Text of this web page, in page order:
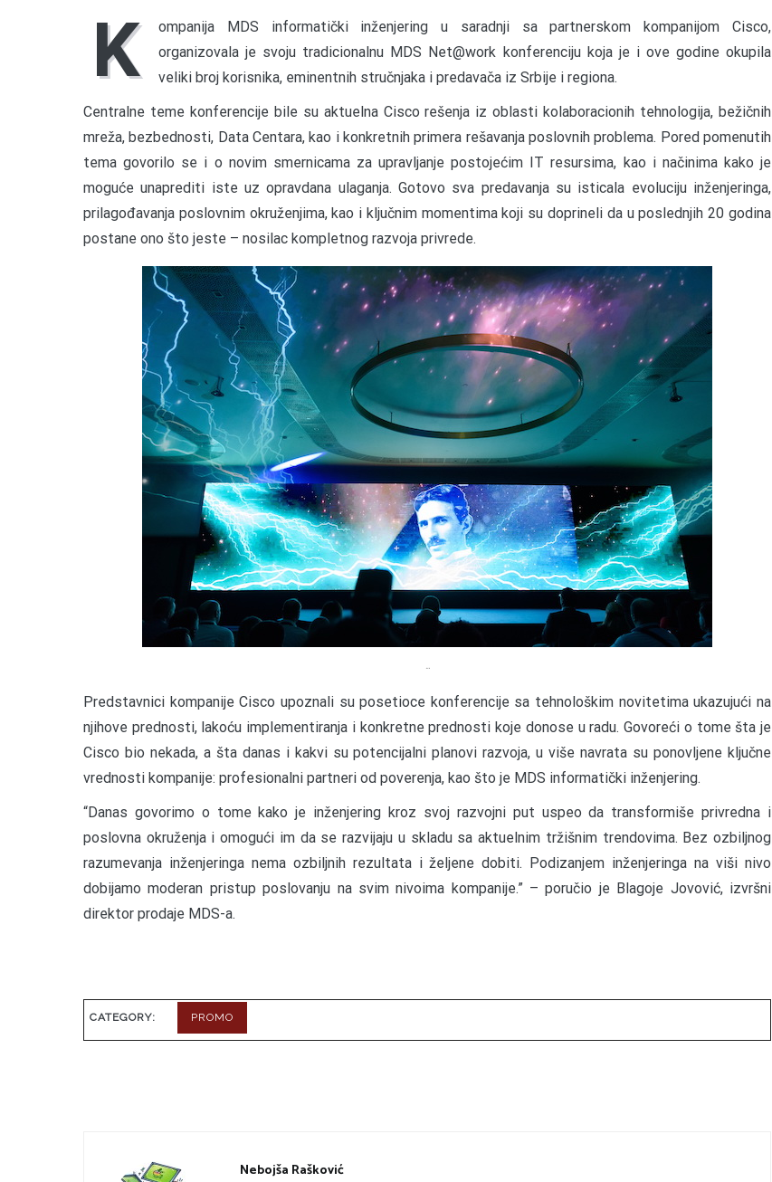
K
ompanija MDS informatički inženjering u saradnji sa partnerskom kompanijom Cisco,
organizovala je svoju tradicionalnu MDS Net@work konferenciju koja je i ove godine okupila
veliki broj korisnika, eminentnih stručnjaka i predavača iz Srbije i regiona.
Centralne teme konferencije bile su aktuelna Cisco rešenja iz oblasti kolaboracionih tehnologija, bežičnih
mreža, bezbednosti, Data Centara, kao i konkretnih primera rešavanja poslovnih problema. Pored pomenutih
tema govorilo se i o novim smernicama za upravljanje postojećim IT resursima, kao i načinima kako je
moguće unaprediti iste uz opravdana ulaganja. Gotovo sva predavanja su isticala evoluciju inženjeringa,
prilagođavanja poslovnim okruženjima, kao i ključnim momentima koji su doprineli da u poslednjih 20 godina
postane ono što jeste – nosilac kompletnog razvoja privrede.
Predstavnici kompanije Cisco upoznali su posetioce konferencije sa tehnološkim novitetima ukazujući na
njihove prednosti, lakoću implementiranja i konkretne prednosti koje donose u radu. Govoreći o tome šta je
Cisco bio nekada, a šta danas i kakvi su potencijalni planovi razvoja, u više navrata su ponovljene ključne
vrednosti kompanije: profesionalni partneri od poverenja, kao što je MDS informatički inženjering.
“Danas govorimo o tome kako je inženjering kroz svoj razvojni put uspeo da transformiše privredna i
poslovna okruženja i omogući im da se razvijaju u skladu sa aktuelnim tržišnim trendovima. Bez ozbiljnog
razumevanja inženjeringa nema ozbiljnih rezultata i željene dobiti. Podizanjem inženjeringa na viši nivo
dobijamo moderan pristup poslovanju na svim nivoima kompanije.” – poručio je Blagoje Jovović, izvršni
direktor prodaje MDS-a.
CATEGORY: PROMO
Nebojša Rašković